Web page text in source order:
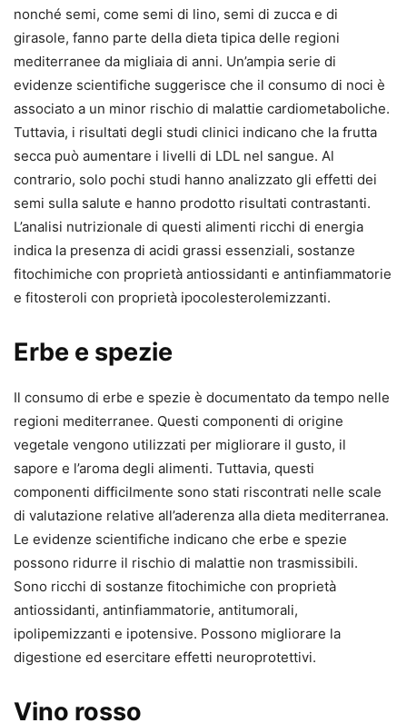
nonché semi, come semi di lino, semi di zucca e di
girasole, fanno parte della dieta tipica delle regioni
mediterranee da migliaia di anni. Un’ampia serie di
evidenze scientifiche suggerisce che il consumo di noci è
associato a un minor rischio di malattie cardiometaboliche.
Tuttavia, i risultati degli studi clinici indicano che la frutta
secca può aumentare i livelli di LDL nel sangue. Al
contrario, solo pochi studi hanno analizzato gli effetti dei
semi sulla salute e hanno prodotto risultati contrastanti.
L’analisi nutrizionale di questi alimenti ricchi di energia
indica la presenza di acidi grassi essenziali, sostanze
fitochimiche con proprietà antiossidanti e antinfiammatorie
e fitosteroli con proprietà ipocolesterolemizzanti.
Erbe e spezie
Il consumo di erbe e spezie è documentato da tempo nelle
regioni mediterranee. Questi componenti di origine
vegetale vengono utilizzati per migliorare il gusto, il
sapore e l’aroma degli alimenti. Tuttavia, questi
componenti difficilmente sono stati riscontrati nelle scale
di valutazione relative all’aderenza alla dieta mediterranea.
Le evidenze scientifiche indicano che erbe e spezie
possono ridurre il rischio di malattie non trasmissibili.
Sono ricchi di sostanze fitochimiche con proprietà
antiossidanti, antinfiammatorie, antitumorali,
ipolipemizzanti e ipotensive. Possono migliorare la
digestione ed esercitare effetti neuroprotettivi.
Vino rosso